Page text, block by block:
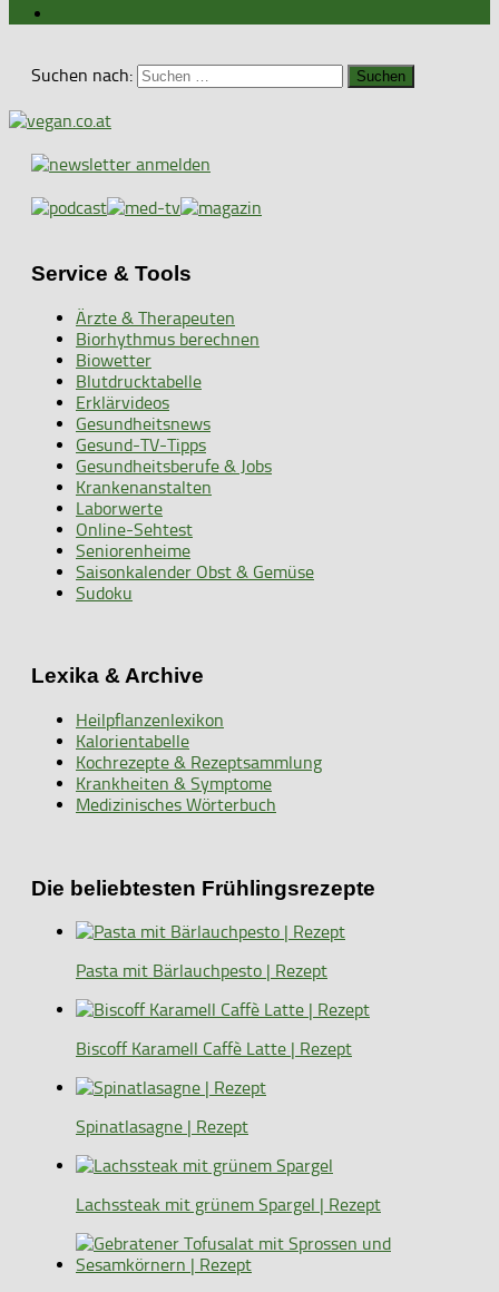
Suchen nach:
Service & Tools
Ärzte & Therapeuten
Biorhythmus berechnen
Biowetter
Blutdrucktabelle
Erklärvideos
Gesundheitsnews
Gesund-TV-Tipps
Gesundheitsberufe & Jobs
Krankenanstalten
Laborwerte
Online-Sehtest
Seniorenheime
Saisonkalender Obst & Gemüse
Sudoku
Lexika & Archive
Heilpflanzenlexikon
Kalorientabelle
Kochrezepte & Rezeptsammlung
Krankheiten & Symptome
Medizinisches Wörterbuch
Die beliebtesten Frühlingsrezepte
Pasta mit Bärlauchpesto | Rezept
Biscoff Karamell Caffè Latte | Rezept
Spinatlasagne | Rezept
Lachssteak mit grünem Spargel | Rezept